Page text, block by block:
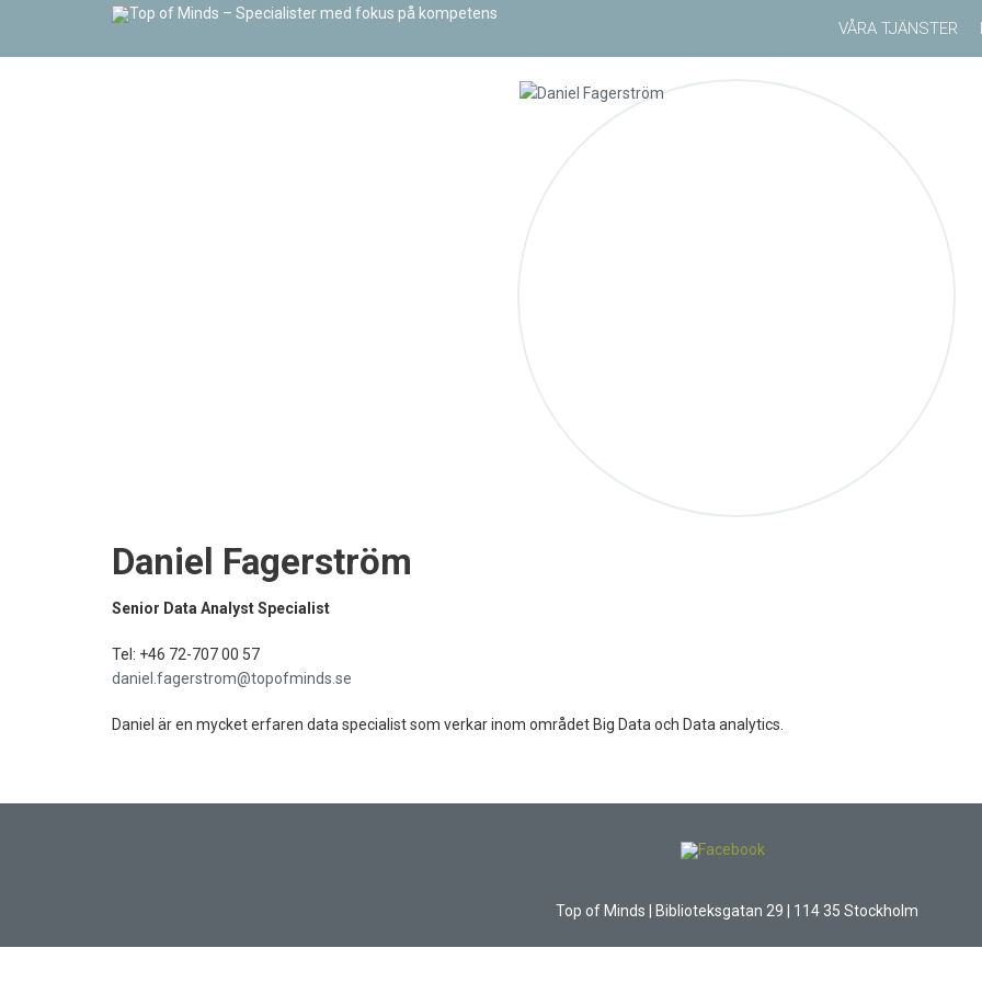
VÅRA TJÄNSTER
Daniel Fagerström
Senior Data Analyst Specialist
Tel: +46 72-707 00 57
daniel.fagerstrom@topofminds.se
Daniel är en mycket erfaren data specialist som verkar inom området Big Data och Data analytics.
Top of Minds | Biblioteksgatan 29 | 114 35 Stockholm